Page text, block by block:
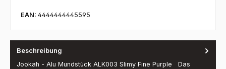
EAN: 4444444445595
Beschreibung
Jookah - Alu Mundstück ALK003 Slimy Fine Purple Das